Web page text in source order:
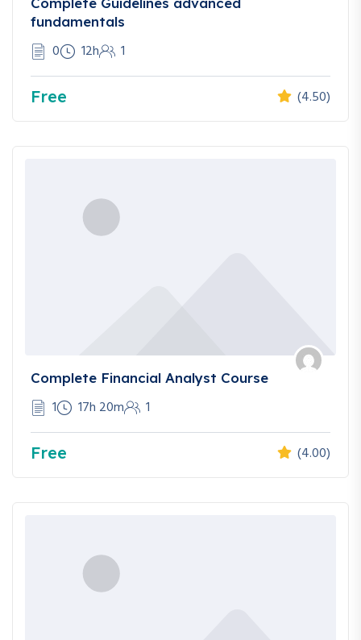
fundamentals
0 12h 1
Free (4.50)
Complete Financial Analyst Course
1 17h 20m 1
Free (4.00)